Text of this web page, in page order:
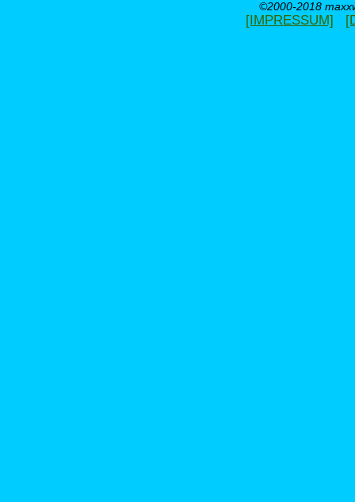
©2000-2018
[IMPRESSUM]